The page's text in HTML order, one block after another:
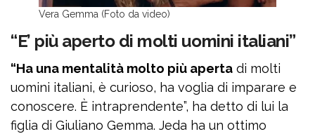
Vera Gemma (Foto da video)
“E’ più aperto di molti uomini italiani”
“Ha una mentalità molto più aperta di molti
uomini italiani, è curioso, ha voglia di imparare e
conoscere. È intraprendente”, ha detto di lui la
figlia di Giuliano Gemma. Jeda ha un ottimo